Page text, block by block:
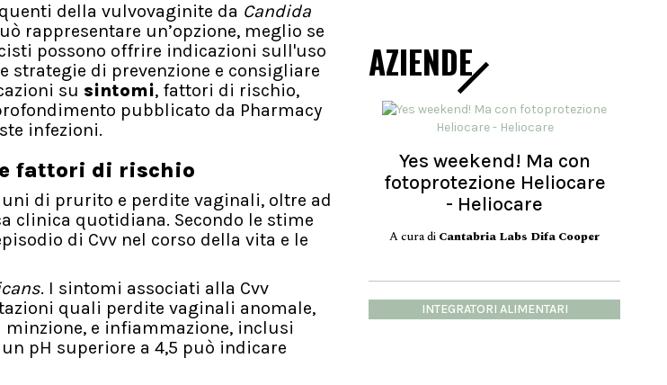
della vulvovaginite da Candida
rappresentare un’opzione, meglio se
possono offrire indicazioni sull'uso
di prevenzione e consigliare
su sintomi, fattori di rischio,
pubblicato da Pharmacy
infezioni.
fattori di rischio
di prurito e perdite vaginali, oltre ad
clinica quotidiana. Secondo le stime
di Cvv nel corso della vita e le
. I sintomi associati alla Cvv
quali perdite vaginali anomale,
e infiammazione, inclusi
pH superiore a 4,5 può indicare
AZIENDE
Yes weekend! Ma con
fotoprotezione Heliocare
- Heliocare
A cura di Cantabria Labs Difa Cooper
INTEGRATORI ALIMENTARI